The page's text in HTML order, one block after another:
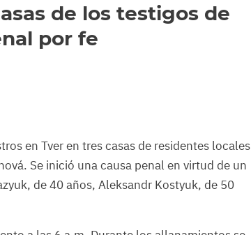
de los testigos de
por fe
en Tver en tres casas de residentes locales
Se inició una causa penal en virtud de un
de 40 años, Aleksandr Kostyuk, de 50